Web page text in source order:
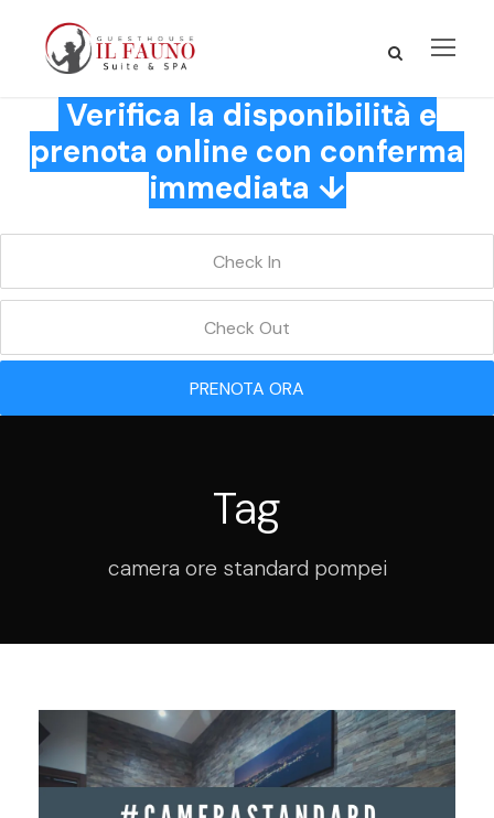
Verifica la disponibilità e
prenota online con conferma
immediata ↓
PRENOTA ORA
Tag
camera ore standard pompei